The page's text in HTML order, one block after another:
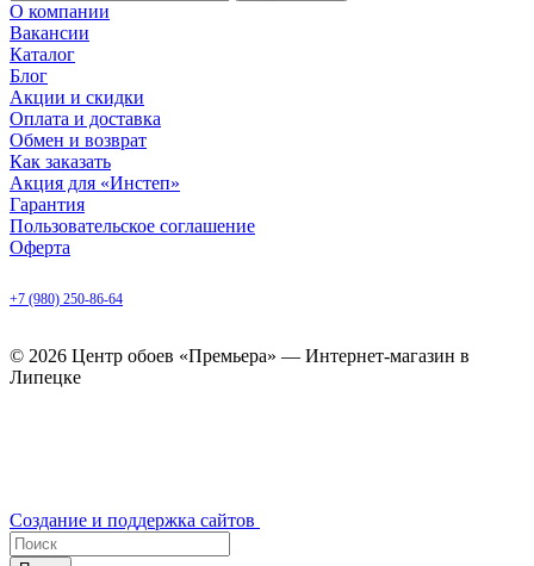
О компании
Вакансии
Каталог
Блог
Акции и скидки
Оплата и доставка
Обмен и возврат
Как заказать
Акция для «Инстеп»
Гарантия
Пользовательское соглашение
Оферта
+7 (980) 250-86-64
© 2026 Центр обоев «Премьера» — Интернет-магазин в
Липецке
Создание и поддержка сайтов